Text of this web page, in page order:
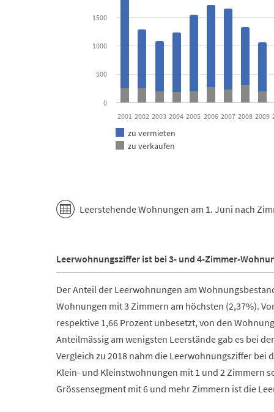
The chart has 1 Y axis displaying Anzahl. Data ranges
zu vermieten
zu verkaufen
2001 2002 2003 2004 2005 2006 2007 2008 2009
0
500
1000
1500
Leerstehende Wohnungen am 1. Juni nach
Leerwohnungsziffer ist bei 3- und 4-Zimmer-
Der Anteil der Leerwohnungen am
Wohnungen mit 3 Zimmern am höchsten (2,37%).
respektive 1,66 Prozent unbesetzt, von den
Anteilmässig am wenigsten Leerstände gab es bei
Vergleich zu 2018 nahm die Leerwohnungsziffer bei
Klein- und Kleinstwohnungen mit 1 und 2 Zimmern
Grössensegment mit 6 und mehr Zimmern ist die